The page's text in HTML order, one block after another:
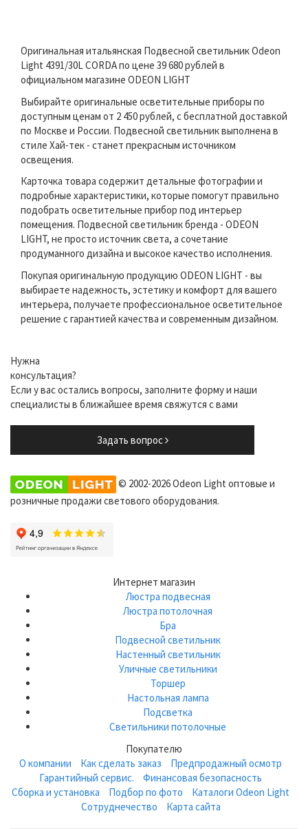
Оригинальная итальянская Подвесной светильник Odeon
Light 4391/30L CORDA по цене 39 680 рублей в
официальном магазине ODEON LIGHT
Выбирайте оригинальные осветительные приборы по
доступным ценам от 2 450 рублей, с бесплатной доставкой
по Москве и России. Подвесной светильник выполнена в
стиле Хай-тек - станет прекрасным источником
освещения.
Карточка товара содержит детальные фотографии и
подробные характеристики, которые помогут правильно
подобрать осветительные прибор под интерьер
помещения. Подвесной светильник бренда - ODEON
LIGHT, не просто источник света, а сочетание
продуманного дизайна и высокое качество исполнения.
Покупая оригинальную продукцию ODEON LIGHT - вы
выбираете надежность, эстетику и комфорт для вашего
интерьера, получаете профессиональное осветительное
решение с гарантией качества и современным дизайном.
Нужна
консультация?
Если у вас остались вопросы, заполните форму и наши
специалисты в ближайшее время свяжутся с вами
Задать вопрос
© 2002-2026 Odeon Light оптовые и
розничные продажи светового оборудования.
Интернет магазин
Люстра подвесная
Люстра потолочная
Бра
Подвесной светильник
Настенный светильник
Уличные светильники
Торшер
Настольная лампа
Подсветка
Светильники потолочные
Покупателю
О компании
Как сделать заказ
Предпродажный осмотр
Гарантийный сервис.
Финансовая безопасность
Сборка и установка
Подбор по фото
Каталоги Odeon Light
Сотруднечество
Карта сайта